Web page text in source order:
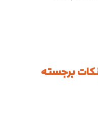
برجسته